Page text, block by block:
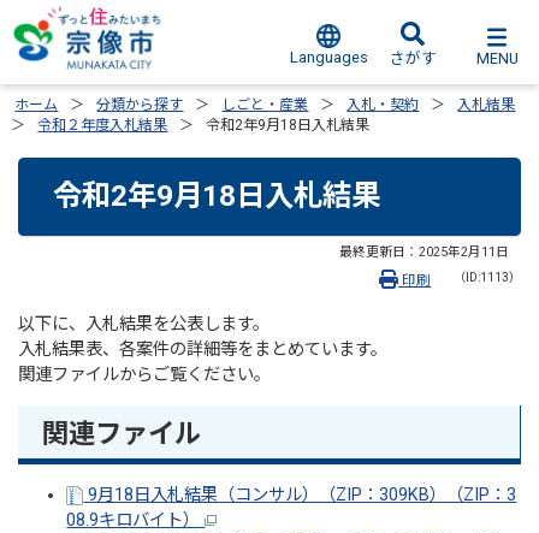
Languages さがす MENU
ホーム 分類から探す しごと・産業 入札・契約
入札結果
令和２年度入札結果
令和2年9月18日入札結果
令和2年9月18日入札結果
最終更新日： 2025年2月11日
（ID:1113）
印刷
以下に、入札結果を公表します。
入札結果表、各案件の詳細等をまとめています。
関連ファイルからご覧ください。
関連ファイル
9月18日入札結果（コンサル）（ZIP：309KB）（ZIP：3
08.9キロバイト）